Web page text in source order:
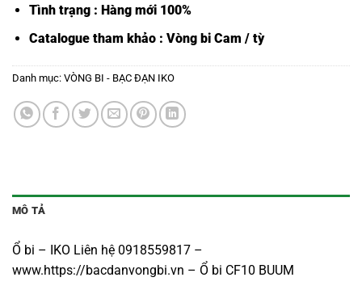
Tình trạng : Hàng mới 100%
Catalogue tham khảo : Vòng bi Cam / tỳ
Danh mục: VÒNG BI - BẠC ĐẠN IKO
MÔ TẢ
Ổ bi – IKO Liên hệ 0918559817 –
www.https://bacdanvongbi.vn – Ổ bi CF10 BUUM